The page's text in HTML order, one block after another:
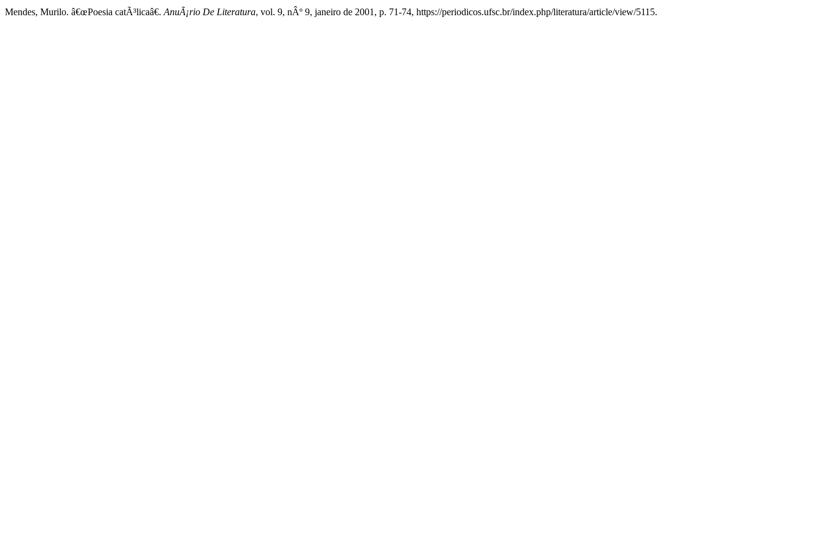
Mendes, Murilo. â€œPoesia catÃ³licaâ€. AnuÃ¡rio De Literatura, vol. 9, nÂº 9, janeiro de 2001, p. 71-74, https://periodicos.ufsc.br/index.php/literatura/article/view/5115.